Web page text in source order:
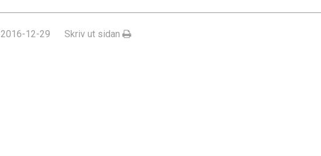
2016-12-29 Skriv ut sidan